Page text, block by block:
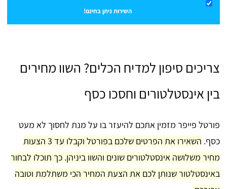
השירות ניתן בחינם!
צריכים סיפון למדיח הכלים? השוו מחירים
בין אינסטלטורים וחסכו כסף
פורטל פייפר מזמין אתכם להיעזר בו על מנת לחסוך לא מעט
כסף.
השאירו את הפרטים שלכם בפורטל וקבלו עד 3 הצעות
מחיר משלושה אינסטלטורים שונים והשוו ביניהן. כך תוכלו לבחור
באינסטלטור שנותן לכם את הצעת המחיר הכי משתלמת וטובה